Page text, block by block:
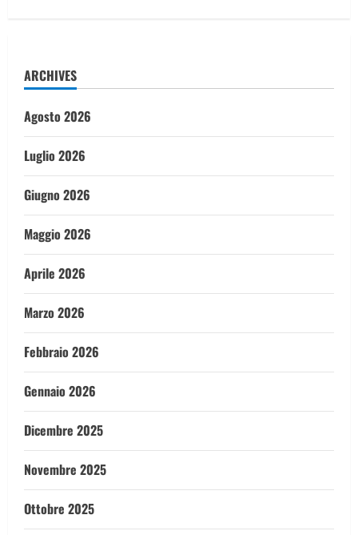
ARCHIVES
Agosto 2026
Luglio 2026
Giugno 2026
Maggio 2026
Aprile 2026
Marzo 2026
Febbraio 2026
Gennaio 2026
Dicembre 2025
Novembre 2025
Ottobre 2025